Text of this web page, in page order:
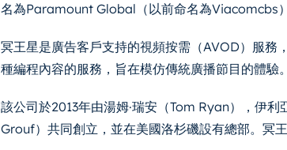
名為Paramount Global（以前命名為Viacomcbs）
冥王星是廣告客戶支持的視頻按需（AVOD）服務
種編程內容的服務，旨在模仿傳統廣播節目的體驗。
該公司於2013年由湯姆·瑞安（Tom Ryan），伊
Grouf）共同創立，並在美國洛杉磯設有總部。冥